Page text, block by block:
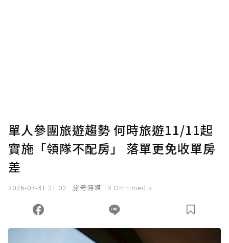
單人參團旅遊趨勢 何時旅遊11/11起
實施「領隊不配房」 落單更免收單房
差
2026-07-31 21:02 旅奇傳媒 TR Omnimedia